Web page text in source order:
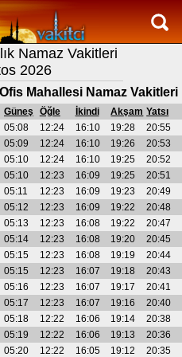
Namaz Vakitleri
2026
Ofis Mahallesi Namaz Vakitleri
Güneş Öğle İkindi Akşam Yatsı
05:08 12:24 16:10 19:28
20:55
05:09 12:24 16:10 19:26
20:53
05:10 12:24 16:10 19:25
20:52
05:10 12:23 16:09 19:25
20:51
05:11 12:23 16:09 19:23
20:49
05:12 12:23 16:09 19:22
20:48
05:13 12:23 16:08 19:22
20:47
05:14 12:23 16:08 19:20
20:45
05:15 12:23 16:08 19:19
20:44
05:15 12:23 16:07 19:18
20:43
05:16 12:23 16:07 19:17
20:41
05:17 12:23 16:07 19:16
20:40
05:18 12:22 16:06 19:14
20:38
05:19 12:22 16:06 19:13
20:36
05:20 12:22 16:05 19:12
20:35